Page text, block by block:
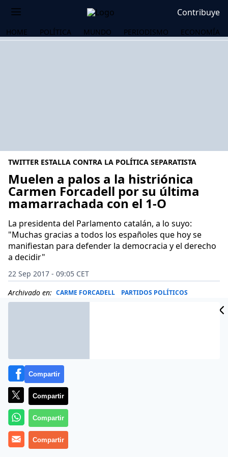
Contribuye
HOME POLÍTICA MUNDO PERIODISMO ECONOMÍA
TWITTER ESTALLA CONTRA LA POLÍTICA SEPARATISTA
Muelen a palos a la histriónica
Carmen Forcadell por su última
mamarrachada con el 1-O
La presidenta del Parlamento catalán, a lo suyo:
"Muchas gracias a todos los españoles que hoy se
manifiestan para defender la democracia y el derecho
a decidir"
22 Sep 2017 - 09:05 CET
Archivado en: CARME FORCADELL PARTIDOS POLÍTICOS
Compartir
Compartir
Compartir
Compartir